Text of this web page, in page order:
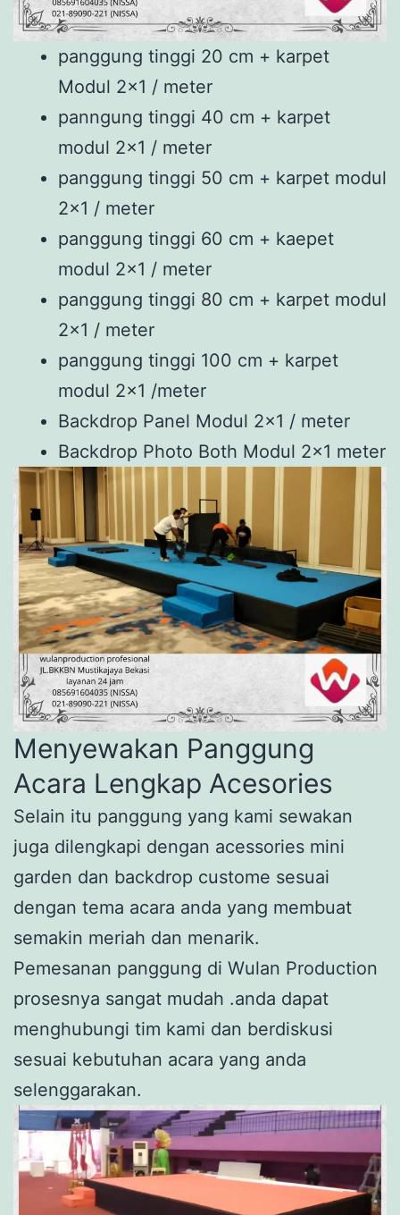
panggung tinggi 20 cm + karpet
Modul 2×1 / meter
panngung tinggi 40 cm + karpet
modul 2×1 / meter
panggung tinggi 50 cm + karpet modul
2×1 / meter
panggung tinggi 60 cm + kaepet
modul 2×1 / meter
panggung tinggi 80 cm + karpet modul
2×1 / meter
panggung tinggi 100 cm + karpet
modul 2×1 /meter
Backdrop Panel Modul 2×1 / meter
Backdrop Photo Both Modul 2×1 meter
Menyewakan Panggung
Acara Lengkap Acesories
Selain itu panggung yang kami sewakan
juga dilengkapi dengan acessories mini
garden dan backdrop custome sesuai
dengan tema acara anda yang membuat
semakin meriah dan menarik.
Pemesanan panggung di Wulan Production
prosesnya sangat mudah .anda dapat
menghubungi tim kami dan berdiskusi
sesuai kebutuhan acara yang anda
selenggarakan.